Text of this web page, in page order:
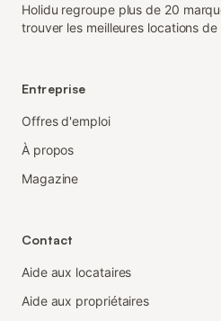
Holidu regroupe plus de 20
trouver les meilleures locations
Entreprise
Offres d'emploi
À propos
Magazine
Contact
Aide aux locataires
Aide aux propriétaires